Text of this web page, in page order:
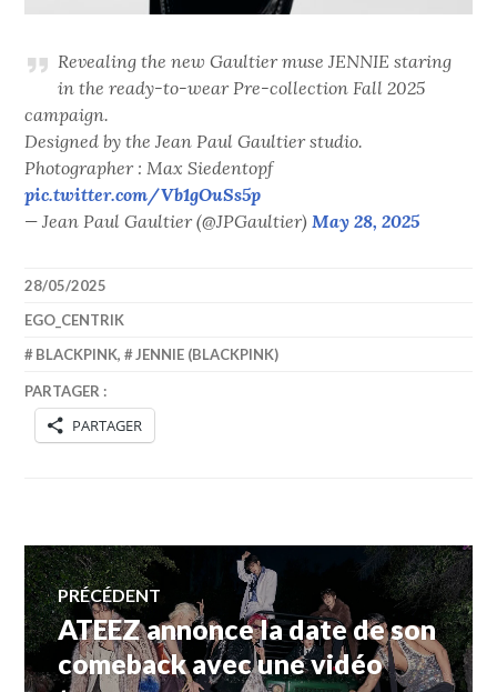
Revealing the new Gaultier muse JENNIE staring
in the ready-to-wear Pre-collection Fall 2025
campaign.
Designed by the Jean Paul Gaultier studio.
Photographer : Max Siedentopf
pic.twitter.com/Vb1gOuSs5p
— Jean Paul Gaultier (@JPGaultier) May 28, 2025
28/05/2025
EGO_CENTRIK
BLACKPINK, JENNIE (BLACKPINK)
PARTAGER :
PARTAGER
Navigation
de
PRÉCÉDENT
Article
précédent :
ATEEZ annonce la date de son
comeback avec une vidéo